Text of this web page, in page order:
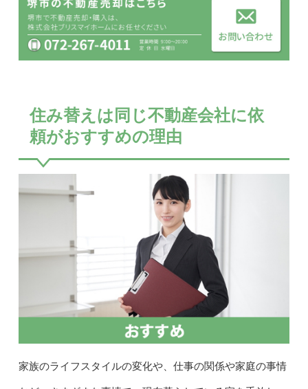
住み替えは同じ不動産会社に依
頼がおすすめの理由
家族のライフスタイルの変化や、仕事の関係や家庭の事情